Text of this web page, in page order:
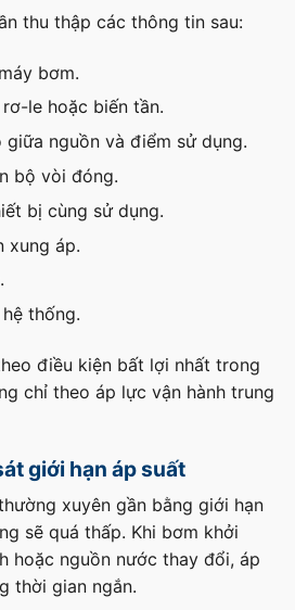
thu thập các thông tin sau:
bơm.
le hoặc biến tần.
giữa nguồn và điểm sử dụng.
bộ vòi đóng.
bị cùng sử dụng.
xung áp.
thống.
điều kiện bất lợi nhất trong
chỉ theo áp lực vận hành trung
giới hạn áp suất
xuyên gần bằng giới hạn
sẽ quá thấp. Khi bơm khởi
hoặc nguồn nước thay đổi, áp
thời gian ngắn.